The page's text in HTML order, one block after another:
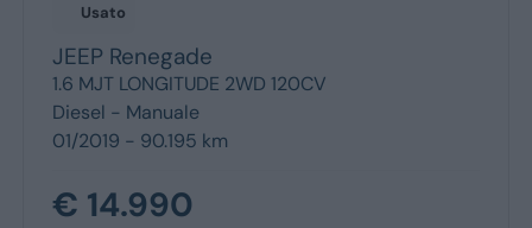
Usato
JEEP Renegade
1.6 MJT LONGITUDE 2WD 120CV
Diesel - Manuale
01/2019 - 90.195 km
€ 14.990